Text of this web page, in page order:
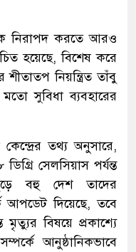
নিরাপদ করতে আরও
হয়েছে, বিশেষ করে
শীতাতপ নিয়ন্ত্রিত তাঁবু
সুবিধা ব্যবহারের
তথ্য অনুসারে,
সেলসিয়াস পর্যন্ত
বহু দেশ তাদের
আপডেট দিয়েছে, তবে
বিষয়ে প্রকাশ্যে
আনুষ্ঠানিকভাবে